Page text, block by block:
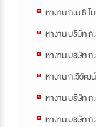
หางาน ก.ม 8 โ
หางาน บริษัท
หางาน บริษัท ก
หางาน ก.วิวัฒ
หางาน บริษัท
หางาน บริษัท